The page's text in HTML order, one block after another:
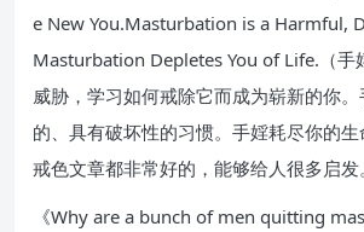
e New You.Masturbation is a Harmful,
Masturbation Depletes You of Life.（手
威胁，学习如何戒除它而成为崭新的你
的、具有破坏性的习惯。手婬耗尽你的
戒色文章都非常好的，能够给人很多启发。
《Why are a bunch of men quitting